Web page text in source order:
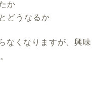
か
どうなるか
なくなりますが、興味